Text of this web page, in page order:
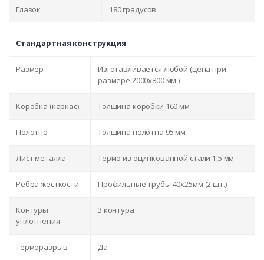
Глазок 180 градусов
Стандартная конструкция
Размер
Изготавливается любой (цена при
размере 2000x800 мм.)
Коробка (каркас) Толщина коробки 160 мм
Полотно Толщина полотна 95 мм
Лист металла Термо из оцинкованной стали 1,5 мм
Ребра жёсткости Профильные трубы 40х25мм (2 шт.)
Контуры
уплотнения
3 контура
Терморазрыв Да